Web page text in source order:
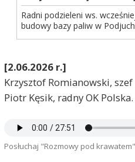
Radni podzieleni ws.
budowy bazy paliw w
[2.06.2026 r.]
Krzysztof Romianowski,
Piotr Kęsik, radny OK Polska.
Posłuchaj "Rozmowy pod